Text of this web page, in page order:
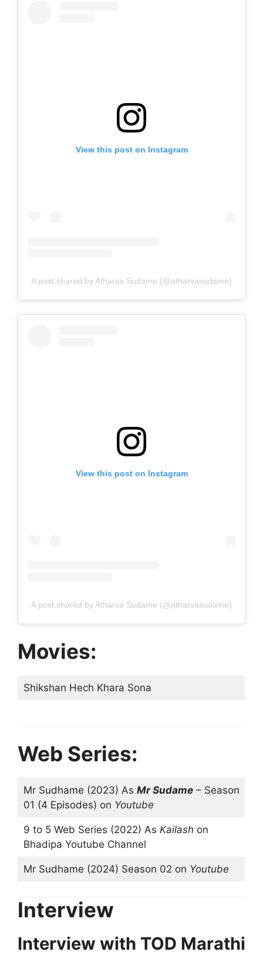
View this post on Instagram
A post shared by Atharva Sudame (@atharvasudame)
View this post on Instagram
A post shared by Atharva Sudame (@atharvasudame)
Movies:
Shikshan Hech Khara Sona
Web Series:
Mr Sudhame (2023) As Mr Sudame– Season
01 (4 Episodes) on Youtube
9 to 5 Web Series (2022) As Kailash on
Bhadipa Youtube Channel
Mr Sudhame (2024) Season 02 on Youtube
Interview
Interview with TOD Marathi